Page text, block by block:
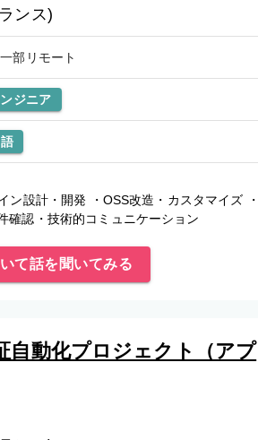
ンス)
部リモート
ジニア
ン設計・開発 ・OSS改造・カスタマイズ ・
確認・技術的コミュニケーション
て話を聞いてみる
自動化プロジェクト（アプ